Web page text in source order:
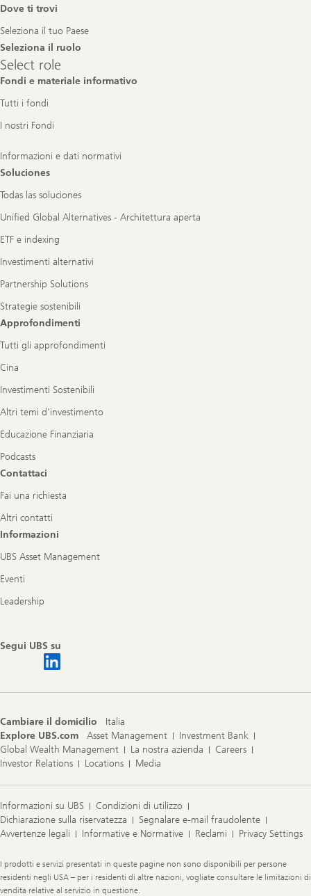
Footer
Dove ti trovi
Seleziona il tuo Paese
Seleziona il ruolo
Select
role
Select role
Fondi e materiale informativo
Tutti i fondi
I nostri Fondi
Informazioni e dati normativi
Soluciones
Todas las soluciones
Unified Global Alternatives - Architettura aperta
ETF e indexing
Investimenti alternativi
Partnership Solutions
Strategie sostenibili
Approfondimenti
Tutti gli approfondimenti
Cina
Investimenti Sostenibili
Altri temi d'investimento
Educazione Finanziaria
Podcasts
Contattaci
Fai una richiesta
Altri contatti
Informazioni
UBS Asset Management
Eventi
Leadership
Segui UBS su
Cambiare il domicilio
Italia
Explore UBS.com
Asset Management
Investment Bank
Global Wealth Management
La nostra azienda
Careers
Investor Relations
Locations Media
Informazioni su UBS
Condizioni di utilizzo
Dichiarazione sulla riservatezza
Segnalare e-mail fraudolente
Avvertenze legali
Informative e Normative Reclami Privacy Settings
Legal
Information
I prodotti e servizi presentati in queste pagine non sono disponibili per persone
residenti negli USA – per i residenti di altre nazioni, vogliate consultare le limitazioni di
vendita relative al servizio in questione.